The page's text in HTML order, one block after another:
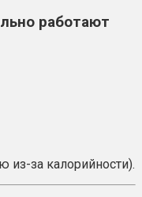
работают
из-за калорийности).